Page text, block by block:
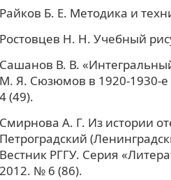
Райков Б. Е. Методика и
Ростовцев Н. Н. Учебный
Сашанов В. В.
М. Я. Сюзюмов в 1920-1930-е
4 (49).
Смирнова А. Г. Из истории
Петроградский
Вестник РГГУ. Серия
2012. № 6 (86).